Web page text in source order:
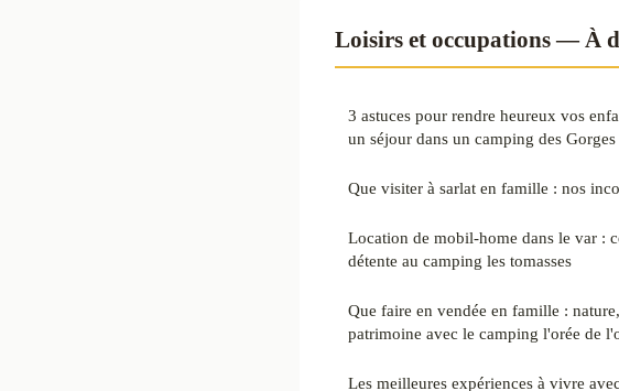
Loisirs et occupations — À
3 astuces pour rendre heureux vos
un séjour dans un camping des
Que visiter à sarlat en famille : nos
Location de mobil-home dans le var :
détente au camping les tomasses
Que faire en vendée en famille :
patrimoine avec le camping l'orée de
Les meilleures expériences à vivre